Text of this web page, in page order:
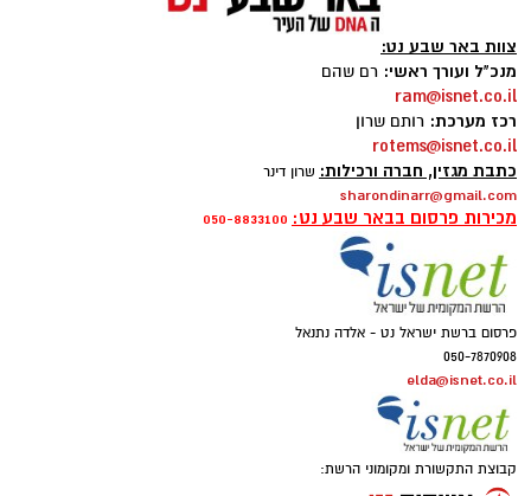
צוות באר שבע נט:
מנכ"ל ועורך ראשי: רם שהם
ram@isnet.co.il
רכז מערכת: רותם שרון
rotems@isnet.co.il
כתבת מגזין, חברה ורכילות: שרון דינר
sharondinarr@gmail.com
מכירות פרסום בבאר שבע נט: 050-8833100
פרסום ברשת ישראל נט - אלדה נתנאל
050-7870908
elda@isnet.co.il
קבוצת התקשורת ומקומוני הרשת: